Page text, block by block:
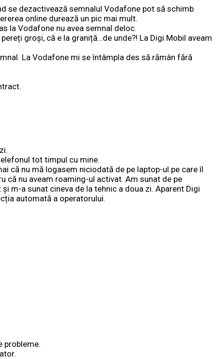
se dezactivează semnalul Vodafone pot să schimb
online durează un pic mai mult.
la Vodafone nu avea semnal deloc.
groși, că e la graniță…de unde?! La Digi Mobil aveam
La Vodafone mi se întâmpla des să rămân fără
tot timpul cu mine.
că nu mă logasem niciodată de pe laptop-ul pe care îl
că nu aveam roaming-ul activat. Am sunat de pe
m-a sunat cineva de la tehnic a doua zi. Aparent Digi
automată a operatorului.
probleme.